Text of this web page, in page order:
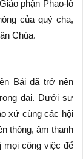
phận Phao-lô
của quý cha,
Chúa.
Bái đã trở nên
đại. Dưới sự
xứ cùng các hội
thông, âm thanh
mọi công việc để